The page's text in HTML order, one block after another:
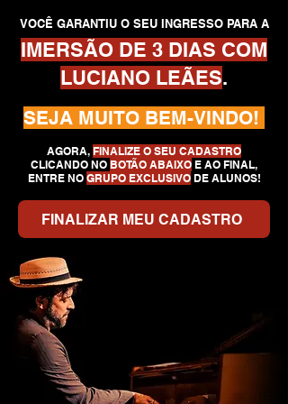
VOCÊ GARANTIU O SEU INGRESSO PARA A
IMERSÃO DE 3 DIAS COM
LUCIANO LEÃES.
SEJA MUITO BEM-VINDO!
AGORA, FINALIZE O SEU CADASTRO
CLICANDO NO BOTÃO ABAIXO E AO FINAL,
ENTRE NO GRUPO EXCLUSIVODE ALUNOS!
FINALIZAR MEU CADASTRO